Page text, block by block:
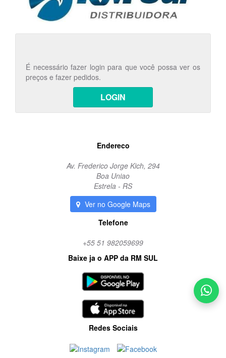
É necessário fazer login para que você possa ver os
preços e fazer pedidos.
LOGIN
Endereco
Av. Frederico Jorge Kich, 294
Boa Uniao
Estrela - RS
Ver no Google Maps
Telefone
+55 51 982059699
Baixe ja o APP da RM SUL
Redes Sociais